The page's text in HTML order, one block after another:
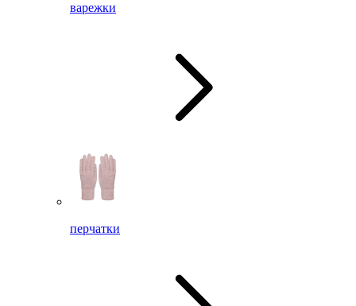
варежки
перчатки